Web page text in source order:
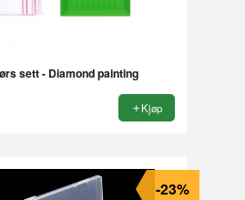
sett - Diamond painting
Kjøp
-23%